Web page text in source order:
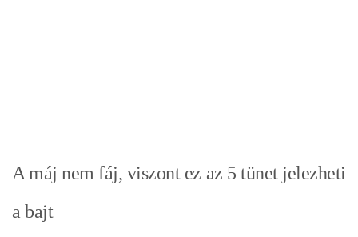
A máj nem fáj, viszont ez az 5 tünet jelezheti
a bajt